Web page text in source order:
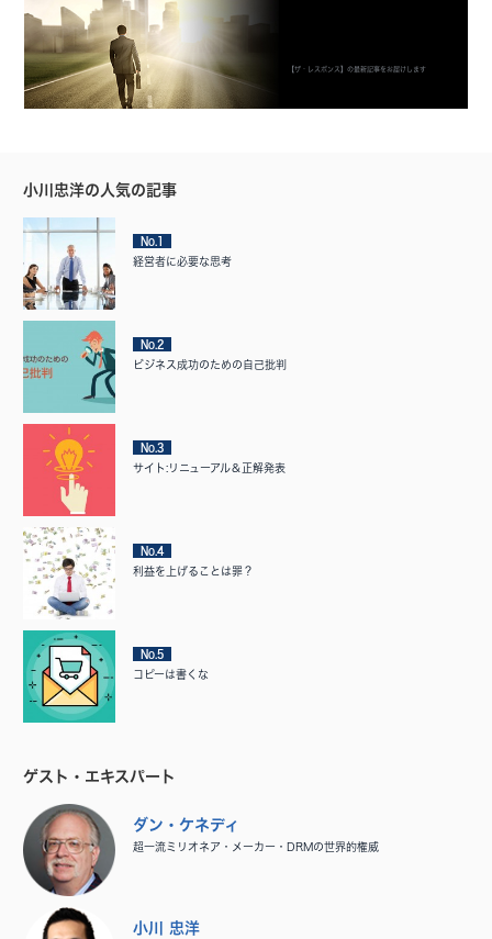
【ザ・レスポンス】の最新記事をお届けします
小川忠洋の人気の記事
No.1
経営者に必要な思考
No.2
ビジネス成功のための自己批判
No.3
サイト:リニューアル＆正解発表
No.4
利益を上げることは罪？
No.5
コピーは書くな
ゲスト・エキスパート
ダン・ケネディ
超一流ミリオネア・メーカー・DRMの世界的権威
小川 忠洋